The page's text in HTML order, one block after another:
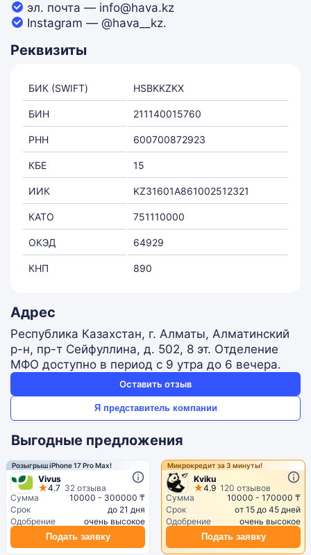
эл. почта — info@hava.kz
Instagram — @hava__kz.
Реквизиты
БИК (SWIFT) HSBKKZKX
БИН 211140015760
РНН 600700872923
КБЕ 15
ИИК KZ31601A861002512321
КАТО 751110000
ОКЭД 64929
КНП 890
Адрес
Республика Казахстан, г. Алматы, Алматинский
р-н, пр-т Сейфуллина, д. 502, 8 эт. Отделение
МФО доступно в период с 9 утра до 6 вечера.
Оставить отзыв
Я представитель компании
Выгодные предложения
Розыгрыш iPhone 17 Pro Max!
Vivus
4.7 32 отзыва
Сумма
10000 - 300000 ₸
Срок
до 21 дня
Одобрение
очень высокое
Подать заявку
Микрокредит за 3 минуты!
Kviku
4.9 120 отзывов
Сумма
10000 - 170000 ₸
Срок
от 15 до 45 дней
Одобрение
очень высокое
Подать заявку